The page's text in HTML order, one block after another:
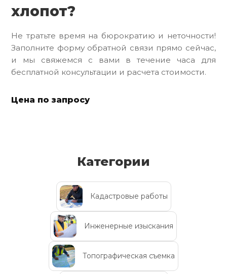
хлопот?
Не тратьте время на бюрократию и неточности!
Заполните форму обратной связи прямо сейчас,
и мы свяжемся с вами в течение часа для
бесплатной консультации и расчета стоимости.
Цена по запросу
Категории
Кадастровые работы
Инженерные изыскания
Топографическая съемка